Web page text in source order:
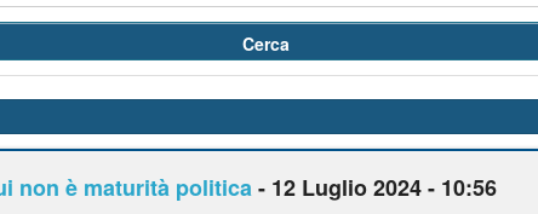
non è maturità politica- 12 Luglio 2024 - 10:56